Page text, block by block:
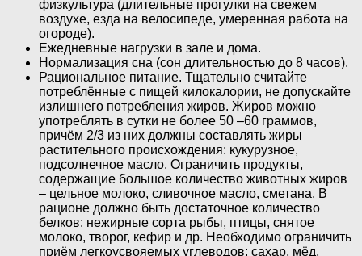
физкультура (длительные прогулки на свежем
воздухе, езда на велосипеде, умеренная работа на
огороде).
Ежедневные нагрузки в зале и дома.
Нормализация сна (сон длительностью до 8 часов).
Рациональное питание. Тщательно считайте
потреблённые с пищей килокалории, не допускайте
излишнего потребления жиров. Жиров можно
употреблять в сутки не более 50 –60 граммов,
причём 2/3 из них должны составлять жиры
растительного происхождения: кукурузное,
подсолнечное масло. Ограничить продукты,
содержащие большое количество животных жиров
– цельное молоко, сливочное масло, сметана. В
рационе должно быть достаточное количество
белков: нежирные сорта рыбы, птицы, снятое
молоко, творог, кефир и др. Необходимо ограничить
приём легкоусвояемых углеводов: сахар, мёд,